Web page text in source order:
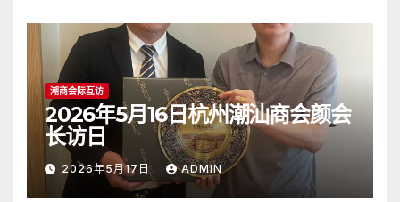
潮商会际互访
2026年5月16日杭州潮汕商会颜会
长访日
2026年5月17日 ADMIN